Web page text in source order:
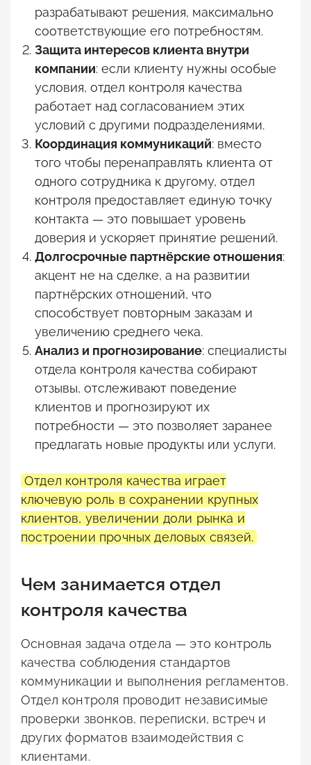
разрабатывают решения, максимально
соответствующие его потребностям.
Защита интересов клиента внутри
компании: если клиенту нужны особые
условия, отдел контроля качества
работает над согласованием этих
условий с другими подразделениями.
Координация коммуникаций: вместо
того чтобы перенаправлять клиента от
одного сотрудника к другому, отдел
контроля предоставляет единую точку
контакта — это повышает уровень
доверия и ускоряет принятие решений.
Долгосрочные партнёрские отношения:
акцент не на сделке, а на развитии
партнёрских отношений, что
способствует повторным заказам и
увеличению среднего чека.
Анализ и прогнозирование: специалисты
отдела контроля качества собирают
отзывы, отслеживают поведение
клиентов и прогнозируют их
потребности — это позволяет заранее
предлагать новые продукты или услуги.
Отдел контроля качества играет
ключевую роль в сохранении крупных
клиентов, увеличении доли рынка и
построении прочных деловых связей.
Чем занимается отдел
контроля качества
Основная задача отдела — это контроль
качества соблюдения стандартов
коммуникации и выполнения регламентов.
Отдел контроля проводит независимые
проверки звонков, переписки, встреч и
других форматов взаимодействия с
клиентами.